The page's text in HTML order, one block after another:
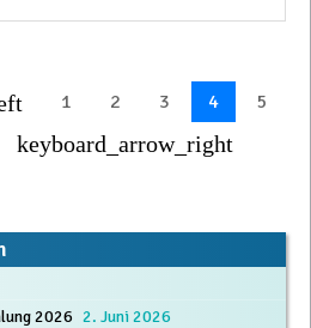
1 2 3 4
5
keyboard_arrow_right
2026 2. Juni 2026